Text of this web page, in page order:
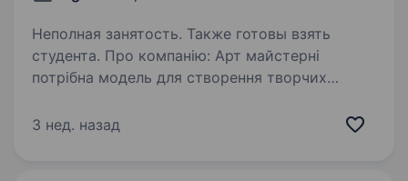
Неполная занятость. Также готовы взять
студента. Про компанію: Арт майстерні
потрібна модель для створення творчих
креативних ідей у відео та фото форматах, і
3 нед. назад